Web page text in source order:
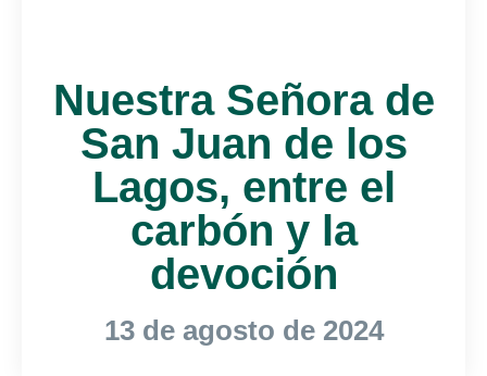
Nuestra Señora de
San Juan de los
Lagos, entre el
carbón y la
devoción
13 de agosto de 2024